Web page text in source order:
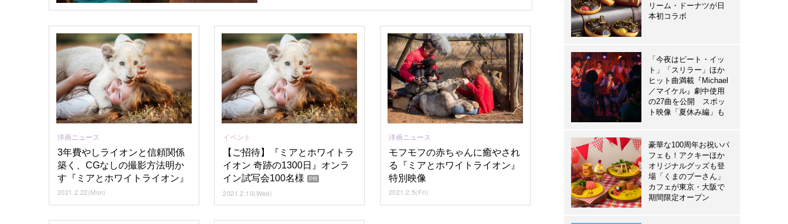
洋画ニュース
3年費やしライオンと信頼関係
築く、CGなしの撮影方法明か
す『ミアとホワイトライオン』
2021.2.22(Mon)
イベント
【ご招待】『ミアとホワイトラ
イオン 奇跡の1300日』オンラ
イン試写会100名様
PR
2021.2.10(Wed)
洋画ニュース
モフモフの赤ちゃんに癒やされ
る『ミアとホワイトライオン』
特別映像
2021.2.5(Fri)
リーム・ドーナツが日
本初コラボ
「今夜はビート・イッ
ト」「スリラー」ほか
ヒット曲満載『Michael
／マイケル』劇中使用
の27曲を公開 スポッ
ト映像「夏休み編」も
豪華な100周年お祝いパ
フェも！アクキーほか
オリジナルグッズも登
場「くまのプーさん」
カフェが東京・大阪で
期間限定オープン